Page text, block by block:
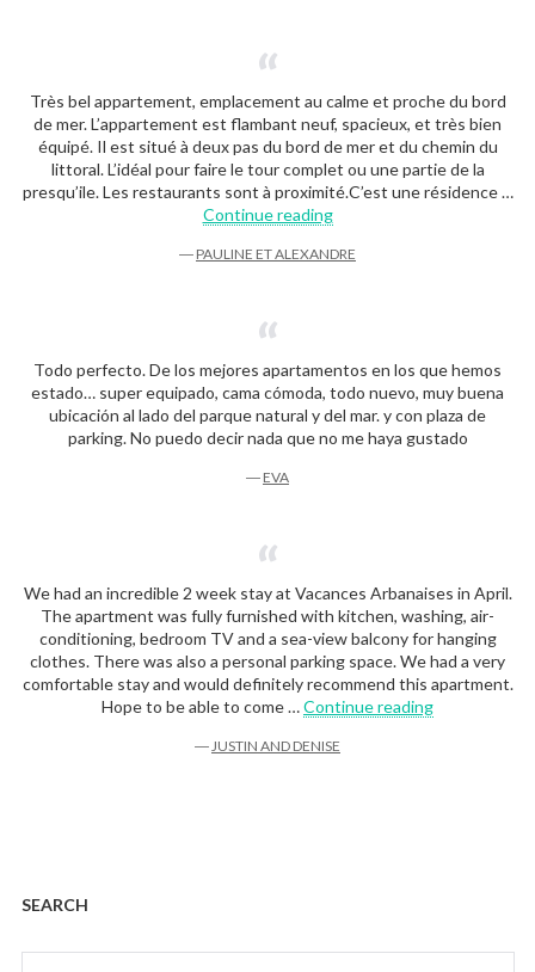
Très bel appartement, emplacement au calme et proche du bord
de mer. L’appartement est flambant neuf, spacieux, et très bien
équipé. Il est situé à deux pas du bord de mer et du chemin du
littoral. L’idéal pour faire le tour complet ou une partie de la
presqu’ile. Les restaurants sont à proximité.C’est une résidence …
Continue reading“Pauline et Alexandre”
― PAULINE ET ALEXANDRE
Todo perfecto. De los mejores apartamentos en los que hemos
estado… super equipado, cama cómoda, todo nuevo, muy buena
ubicación al lado del parque natural y del mar. y con plaza de
parking. No puedo decir nada que no me haya gustado
― EVA
We had an incredible 2 week stay at Vacances Arbanaises in April.
The apartment was fully furnished with kitchen, washing, air-
conditioning, bedroom TV and a sea-view balcony for hanging
clothes. There was also a personal parking space. We had a very
comfortable stay and would definitely recommend this apartment.
Hope to be able to come …Continue reading“Justin and
― JUSTIN AND DENISE
SEARCH